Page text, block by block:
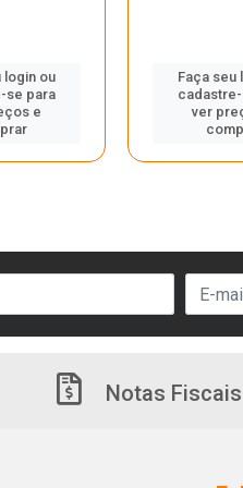
login ou
se para
e
Faça seu
ver
Notas Fiscais